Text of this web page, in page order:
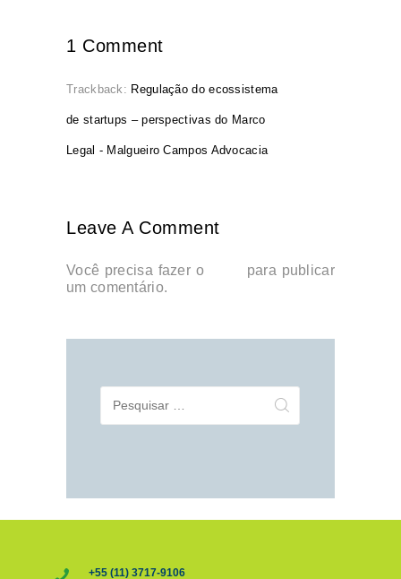
1 Comment
Trackback: Regulação do ecossistema
de startups – perspectivas do Marco
Legal - Malgueiro Campos Advocacia
Leave A Comment
Você precisa fazer o
para publicar
um comentário.
por:
+55 (11) 3717-9106